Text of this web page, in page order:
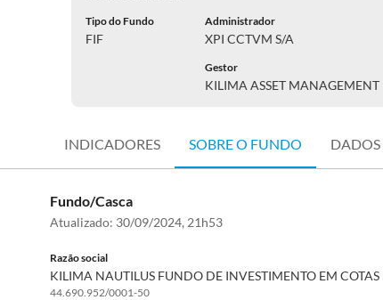
Tipo do Fundo
FIF
Administrador
XPI CCTVM S/A
Gestor
KILIMA ASSET MANAGEMENT
INDICADORES SOBRE O FUNDO
Fundo/Casca
Atualizado: 30/09/2024, 21h53
Razão social
KILIMA NAUTILUS FUNDO DE INVESTIMENTO EM
44.690.952/0001-50